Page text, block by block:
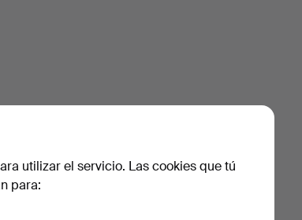
utilizar el servicio. Las cookies que tú
para: